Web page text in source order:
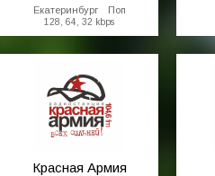
Екатеринбург Поп
128, 64, 32 kbps
Красная Армия